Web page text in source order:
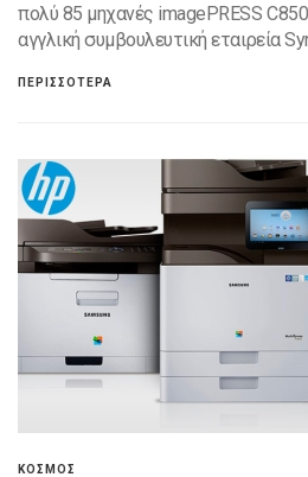
πολύ 85 μηχανές imagePRESS
αγγλική συμβουλευτική εταιρεία
ΠΕΡΙΣΣΟΤΕΡΑ
ΚΟΣΜΟΣ